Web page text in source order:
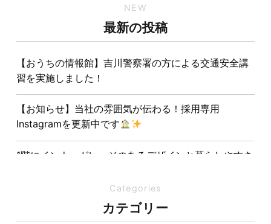
NEW
最新の投稿
【おうちの情報館】吉川警察署の方による交通安全講
習を実施しました！
【お知らせ】当社の雰囲気が伝わる！採用専用
Instagramを更新中です
1階にインナーガレージのあるデザインと暮らしやすさ
夏の熱中症対策は家づくりから。屋根・壁・基礎の構
造が快適さをつくる理由
Categories
カテゴリー